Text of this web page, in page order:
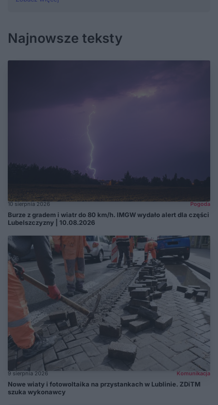
Najnowsze teksty
10 sierpnia 2026 Pogoda
Burze z gradem i wiatr do 80 km/h. IMGW wydało alert dla części
Lubelszczyzny | 10.08.2026
9 sierpnia 2026 Komunikacja
Nowe wiaty i fotowoltaika na przystankach w Lublinie. ZDiTM
szuka wykonawcy